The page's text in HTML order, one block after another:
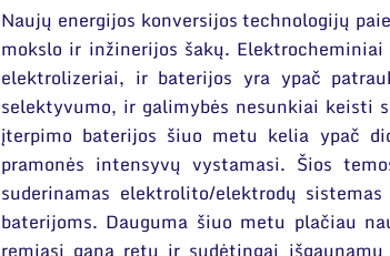
Naujų energijos konversijos technologijų
mokslo ir inžinerijos šakų.
elektrolizeriai, ir baterijos yra ypač
selektyvumo, ir galimybės nesunkiai keisti
įterpimo baterijos šiuo metu kelia ypač
pramonės intensyvų vystamasi. Šios
suderinamas elektrolito/elektrodų
baterijoms. Dauguma šiuo metu plačiau
remiasi gana retų ir sudėtingai